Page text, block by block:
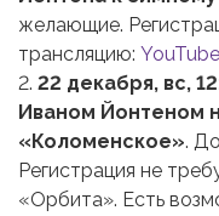
желающие.
трансляцию: YouTube
2. 22 декабря, вс,
Иваном Йонтеном
«Коломенское».
Регистрация не
«Орбита». Есть